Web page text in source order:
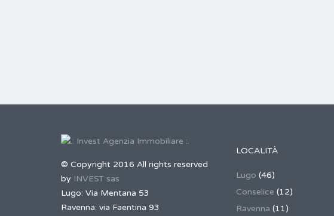
© Copyright 2016 All rights reserved
by INVEST sas
Lugo: Via Mentana 53
Ravenna: via Faentina 93
LOCALITÀ
Lugo (46)
Conselice (12)
Ravenna (11)